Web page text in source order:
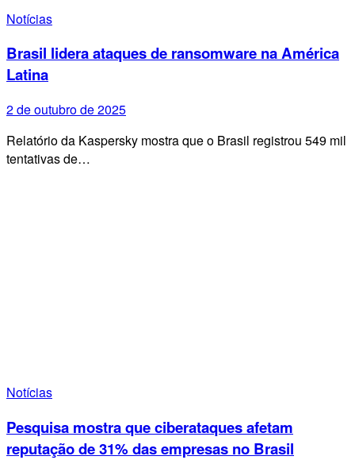
Notícias
Brasil lidera ataques de ransomware na América
Latina
2 de outubro de 2025
Relatório da Kaspersky mostra que o Brasil registrou 549 mil
tentativas de…
Notícias
Pesquisa mostra que ciberataques afetam
reputação de 31% das empresas no Brasil